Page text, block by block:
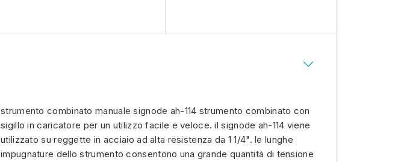
strumento combinato manuale signode ah-114 strumento combinato con
sigillo in caricatore per un utilizzo facile e veloce. il signode ah-114 viene
utilizzato su reggette in acciaio ad alta resistenza da 1 1/4". le lunghe
impugnature dello strumento consentono una grande quantità di tensione